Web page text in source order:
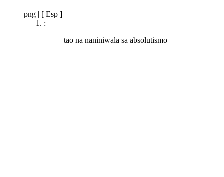
png | [ Esp ]
:
tao na naniniwala sa absolutismo